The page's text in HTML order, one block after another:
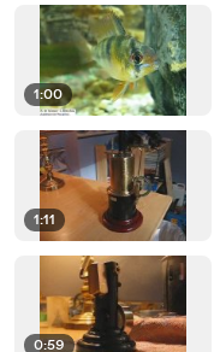
1:00
1:11
0:59